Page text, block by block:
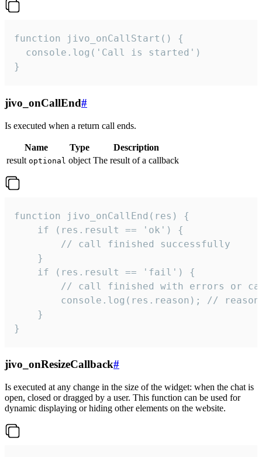
function jivo_onCallStart() {
  console.log('Call is started')
}
jivo_onCallEnd#
Is executed when a return call ends.
Name Type
Description
result optional object The result of a callback
function jivo_onCallEnd(res) {
    if (res.result == 'ok') {
        // call finished successfully
    }
    if (res.result == 'fail') {
// call finished with errors or
console.log(res.reason); //
    }
}
jivo_onResizeCallback#
Is executed at any change in the size of the widget: when the chat is
open, closed or dragged by a user. This function can be used for
dynamic displaying or hiding other elements on the website.